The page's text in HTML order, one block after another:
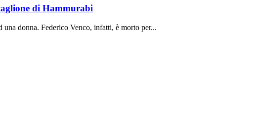
di Hammurabi
una donna. Federico Venco, infatti, è morto per...